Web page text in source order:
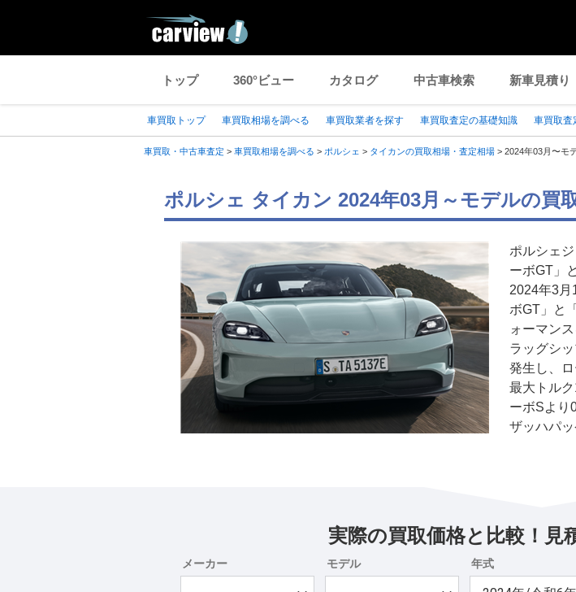
トップ 360°ビュー カタログ 中古車検索 新車見積り
車買取トップ 車買取相場を調べる 車買取業者を探す 車買取査定の基礎知識 車買取査
車買取・中古車査定 > 車買取相場を調べる > ポルシェ > タイカンの買取相場・査定相場 > 2024年03月〜モ
ポルシェ タイカン 2024年03月～モデルの買
ポルシェ
ーボGT」
2024年3月
ボGT」と
ォーマン
ラッグシ
発生し、
最大トル
ーボSより
ザッハパ
GT」が
バーター
用。さら
航続距離
ムやドア
実際の買取価格と比較！見
メーカー モデル 年式